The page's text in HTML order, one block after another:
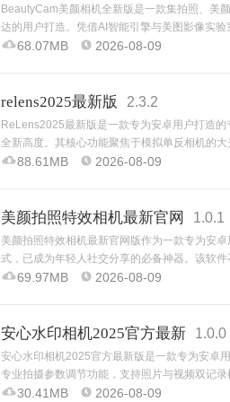
BeautyCam美颜相机全新版是一款集拍照、美
达的用户打造。凭借AI智能引擎与美图影像实
现一键瘦脸、祛痘、滤镜美化等精细化操作，同
68.07MB 2026-08-09
relens2025最新版 2.3.2
ReLens2025最新版是一款专为安卓用户打造
全新高度。其核心功能聚焦于模拟单反相机的
景虚化与光斑散景，同时提供50mmf/1.4
88.61MB 2026-08-09
美颜拍照特效相机最新官网 1.0.1
美颜拍照特效相机最新官网版作为一款专为安
式，已成为年轻人社交分享的必备神器。该软
机锐化瑕疵，实现高清真实还原美貌；「微单
69.97MB 2026-08-09
安心水印相机2025官方最新 1.0.0
安心水印相机2025官方最新版是一款专为安卓
专业拍摄参数调节功能，支持照片与视频双记
定义水印，广泛应用于工程巡检、考勤打卡、
30.41MB 2026-08-09